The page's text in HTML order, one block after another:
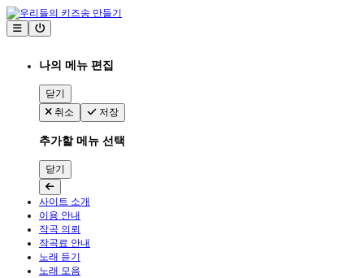
나의 메뉴 편집
닫기
취소
저장
추가할 메뉴 선택
닫기
사이트 소개
이용 안내
작곡 의뢰
작곡료 안내
노래 듣기
노래 모음